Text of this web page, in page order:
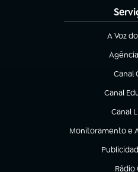
A Voz
(abre
(abre
Canal
(abre
Canal
(abre em
Canal
(abre
Monitoramento e
(abre em nova aba)
(abre em
Rádio